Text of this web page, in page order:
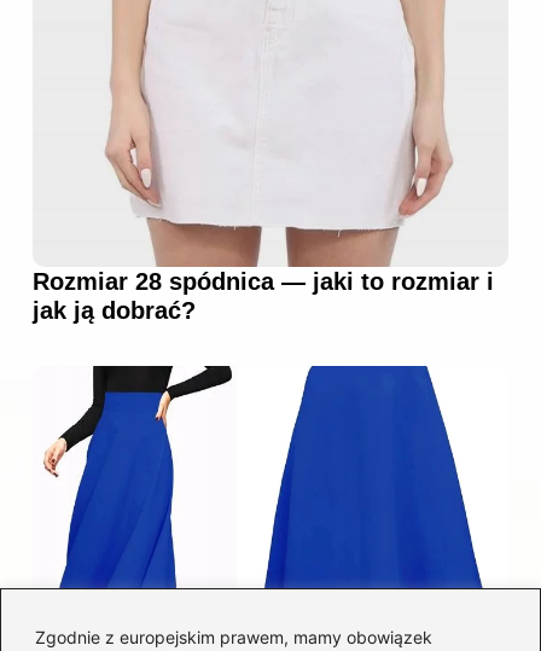
Zgodnie z europejskim prawem, mamy obowiązek
Rozmiar 28 spódnica — jaki to rozmiar i
jak ją dobrać?